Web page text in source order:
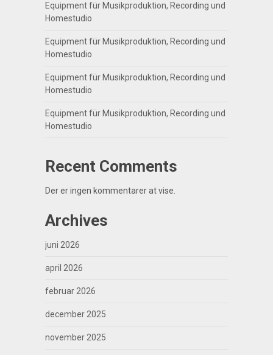
Equipment für Musikproduktion, Recording und
Homestudio
Equipment für Musikproduktion, Recording und
Homestudio
Equipment für Musikproduktion, Recording und
Homestudio
Equipment für Musikproduktion, Recording und
Homestudio
Recent Comments
Der er ingen kommentarer at vise.
Archives
juni 2026
april 2026
februar 2026
december 2025
november 2025